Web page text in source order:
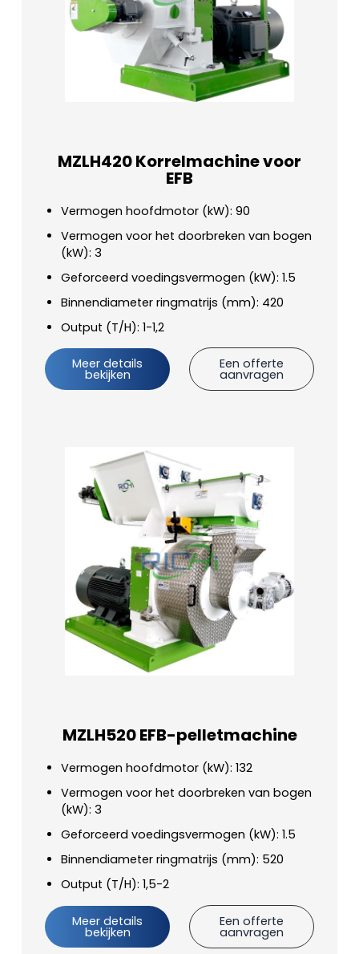
MZLH420 Korrelmachine voor
EFB
Vermogen hoofdmotor (kW): 90
Vermogen voor het doorbreken van bogen
(kW): 3
Geforceerd voedingsvermogen (kW): 1.5
Binnendiameter ringmatrijs (mm): 420
Output (T/H): 1-1,2
Meer details
bekijken
Een offerte
aanvragen
MZLH520 EFB-pelletmachine
Vermogen hoofdmotor (kW): 132
Vermogen voor het doorbreken van bogen
(kW): 3
Geforceerd voedingsvermogen (kW): 1.5
Binnendiameter ringmatrijs (mm): 520
Output (T/H): 1,5-2
Meer details
bekijken
Een offerte
aanvragen